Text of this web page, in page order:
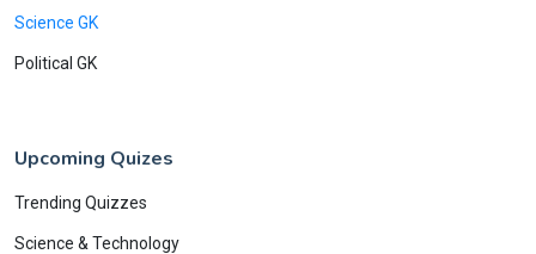
Science GK
Political GK
Upcoming Quizes
Trending Quizzes
Science & Technology